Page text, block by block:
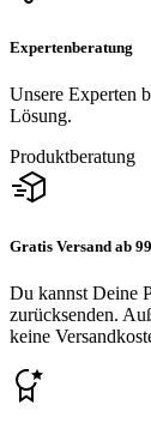
Expertenberatung
Unsere Experten
Lösung.
Produktberatung
Gratis Versand ab
Du kannst Deine
zurücksenden.
keine